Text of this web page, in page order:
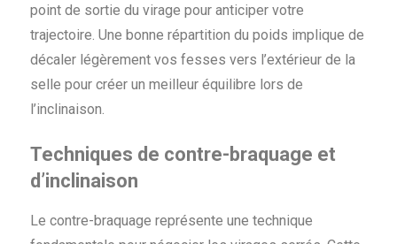
point de sortie du virage pour anticiper votre
trajectoire. Une bonne répartition du poids implique de
décaler légèrement vos fesses vers l’extérieur de la
selle pour créer un meilleur équilibre lors de
l’inclinaison.
Techniques de contre-braquage et
d’inclinaison
Le contre-braquage représente une technique